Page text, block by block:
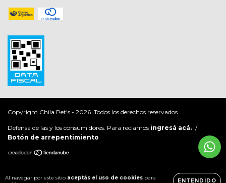
Al navegar por este sitio aceptás el uso de cookies para
ENTENDIDO
Copyright Chila Pet's - 2026. Todos los derechos reservados.
Defensa de las y los consumidores. Para reclamos ingresá acá. /
Botón de arrepentimiento